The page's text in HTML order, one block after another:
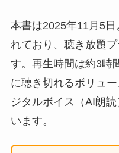
本書は2025年11月5
れており、聴き放題
す。再生時間は約3時
に聴き切れるボリュ
ジタルボイス（AI朗
います。